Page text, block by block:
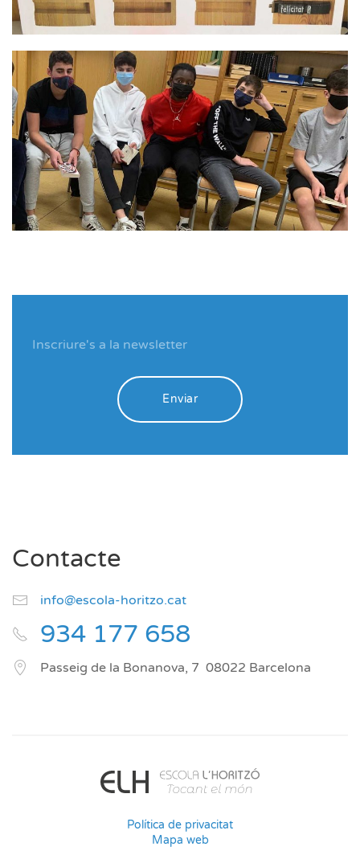
Enviar
Contacte
info@escola-horitzo.cat
934 177 658
Passeig de la Bonanova, 7 08022 Barcelona
Política de privacitat
Mapa web